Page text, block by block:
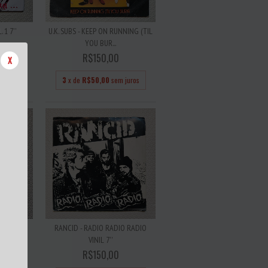
X
1 7''
juros
U.K. SUBS - KEEP ON RUNNING (TIL
YOU BUR...
R$150,00
3 x de R$50,00 sem juros
RANCID - RADIO RADIO RADIO
VINIL 7''
R$150,00